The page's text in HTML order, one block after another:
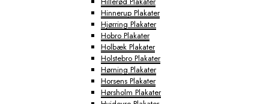
Hinnerup Plakater
Hjørring Plakater
Hobro Plakater
Holbæk Plakater
Holstebro Plakater
Hørning Plakater
Horsens Plakater
Hørsholm Plakater